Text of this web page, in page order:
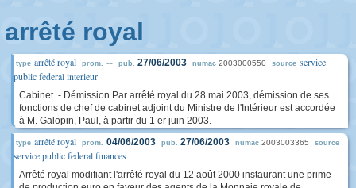
arrêté royal
type arrêté royal prom. -- pub. 27/06/2003 numac 2003000550 source service
public federal interieur
Cabinet. - Démission Par arrêté royal du 28 mai 2003, démission de ses
fonctions de chef de cabinet adjoint du Ministre de l'Intérieur est accordée
à M. Galopin, Paul, à partir du 1 er juin 2003.
type arrêté royal prom. 04/06/2003 pub. 27/06/2003 numac 2003003365 source
service public federal finances
Arrêté royal modifiant l'arrêté royal du 12 août 2000 instaurant une prime